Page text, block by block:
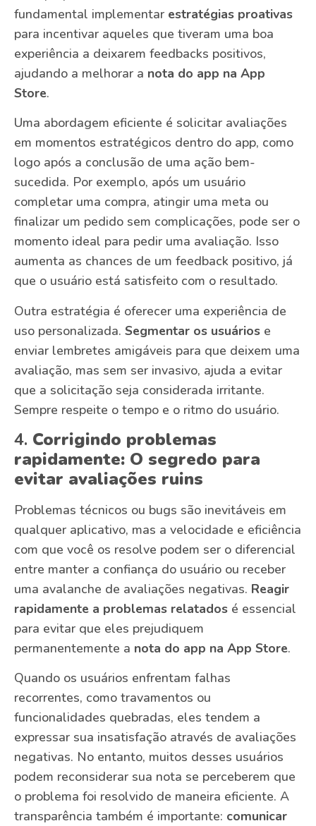
fundamental implementar estratégias proativas
para incentivar aqueles que tiveram uma boa
experiência a deixarem feedbacks positivos,
ajudando a melhorar a nota do app na App
Store.
Uma abordagem eficiente é solicitar avaliações
em momentos estratégicos dentro do app, como
logo após a conclusão de uma ação bem-
sucedida. Por exemplo, após um usuário
completar uma compra, atingir uma meta ou
finalizar um pedido sem complicações, pode ser o
momento ideal para pedir uma avaliação. Isso
aumenta as chances de um feedback positivo, já
que o usuário está satisfeito com o resultado.
Outra estratégia é oferecer uma experiência de
uso personalizada. Segmentar os usuários e
enviar lembretes amigáveis para que deixem uma
avaliação, mas sem ser invasivo, ajuda a evitar
que a solicitação seja considerada irritante.
Sempre respeite o tempo e o ritmo do usuário.
4. Corrigindo problemas
rapidamente: O segredo para
evitar avaliações ruins
Problemas técnicos ou bugs são inevitáveis em
qualquer aplicativo, mas a velocidade e eficiência
com que você os resolve podem ser o diferencial
entre manter a confiança do usuário ou receber
uma avalanche de avaliações negativas. Reagir
rapidamente a problemas relatados é essencial
para evitar que eles prejudiquem
permanentemente a nota do app na App Store.
Quando os usuários enfrentam falhas
recorrentes, como travamentos ou
funcionalidades quebradas, eles tendem a
expressar sua insatisfação através de avaliações
negativas. No entanto, muitos desses usuários
podem reconsiderar sua nota se perceberem que
o problema foi resolvido de maneira eficiente. A
transparência também é importante: comunicar